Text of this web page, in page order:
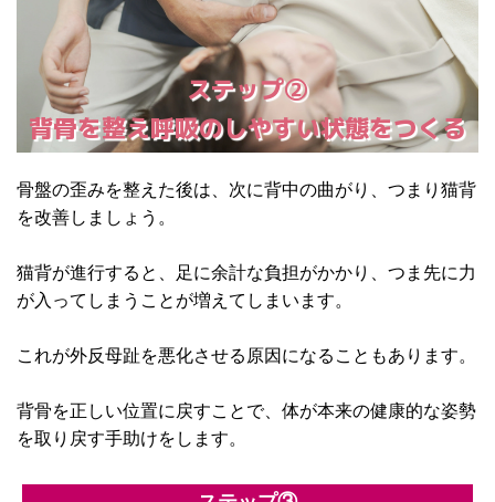
ステップ②
背骨を整え呼吸のしやすい状態をつくる
骨盤の歪みを整えた後は、次に背中の曲がり、つまり猫背
を改善しましょう。
猫背が進行すると、足に余計な負担がかかり、つま先に力
が入ってしまうことが増えてしまいます。
これが外反母趾を悪化させる原因になることもあります。
背骨を正しい位置に戻すことで、体が本来の健康的な姿勢
を取り戻す手助けをします。